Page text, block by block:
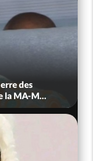
des
la MA-M...